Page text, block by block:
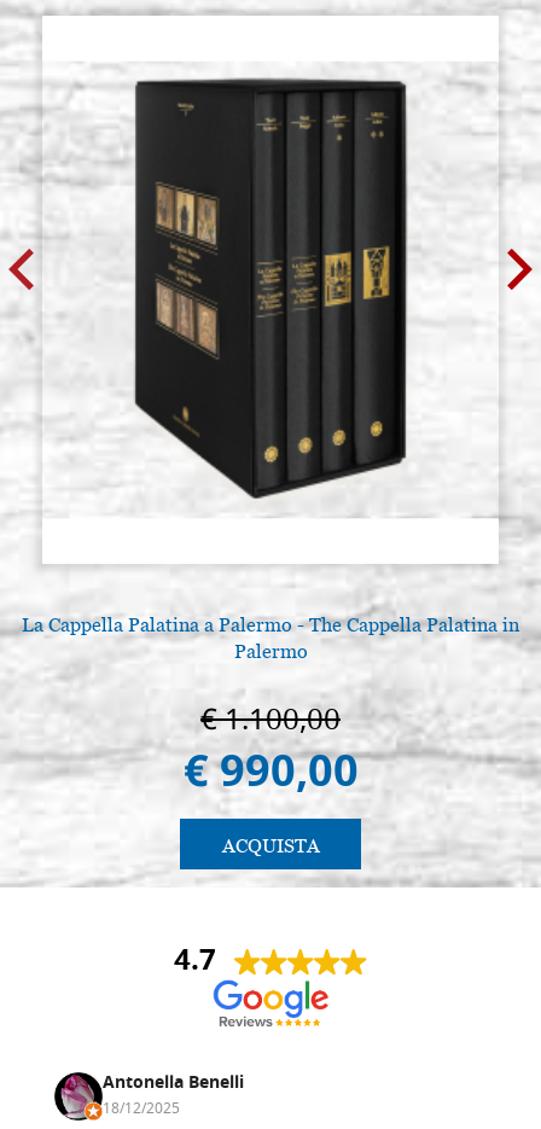
La Cappella Palatina a Palermo - The Cappella Palatina in
Palermo
€ 1.100,00
€ 990,00
ACQUISTA
4.7
Antonella Benelli
18/12/2025